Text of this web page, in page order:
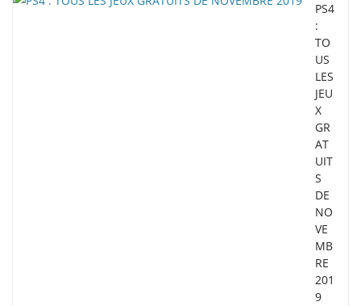
PS4
:
TO
US
LES
JEU
X
GR
AT
UIT
S
DE
NO
VE
MB
RE
201
9